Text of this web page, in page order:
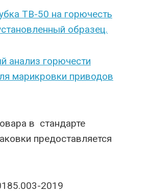
ТВ-50 на горючесть
образец.
анализ горючести
марикровки приводов
в стандарте
предоставляется
2019